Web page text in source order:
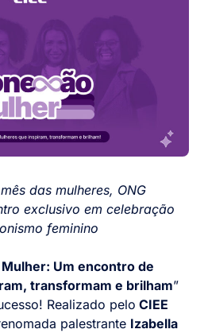
das mulheres, ONG
exclusivo em celebração
feminino
Um encontro de
transformam e brilham”
Realizado pelo CIEE
palestrante Izabella